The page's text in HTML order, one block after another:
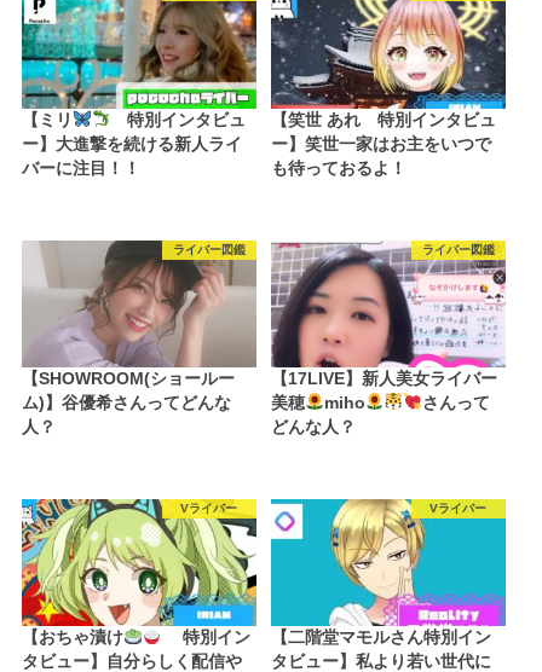
【ミリ
特別インタビュ
ー】大進撃を続ける新人ライ
バーに注目！！
【笑世 あれ 特別インタビュ
ー】笑世一家はお主をいつで
も待っておるよ！
ライバー図鑑
【SHOWROOM(ショールー
ム)】谷優希さんってどんな
人？
ライバー図鑑
【17LIVE】新人美女ライバー
美穂
miho
さんって
どんな人？
Vライバー
【おちゃ漬け
特別イン
タビュー】自分らしく配信や
Vライバー
【二階堂マモルさん特別イン
タビュー】私より若い世代に